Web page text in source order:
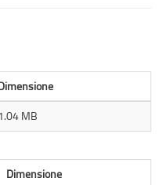
MB
Dimensione